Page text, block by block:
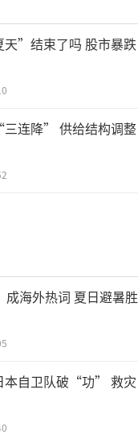
”结束了吗 股市暴跌
连降” 供给结构调整
海外热词 夏日避暑胜
本自卫队破“功” 救灾